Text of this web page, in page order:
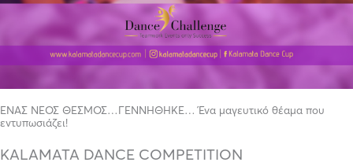
ΕΝΑΣ ΝΕΟΣ ΘΕΣΜΟΣ…ΓΕΝΝΗΘΗΚΕ… Ένα μαγευτικό θέαμα που
εντυπωσιάζει!
KALAMATA DANCE COMPETITION